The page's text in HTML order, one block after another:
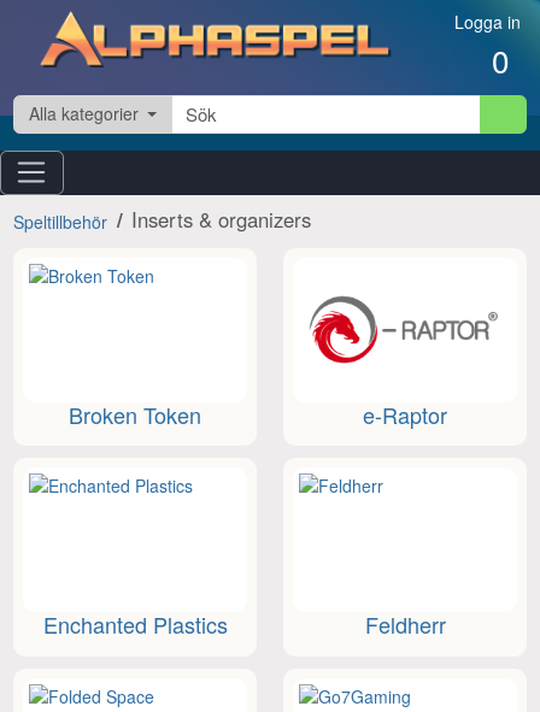
Hoppa till innehåll Logga in
0
Alla kategorier
Speltillbehör Inserts & organizers
Broken Token e-Raptor
Enchanted Plastics Feldherr